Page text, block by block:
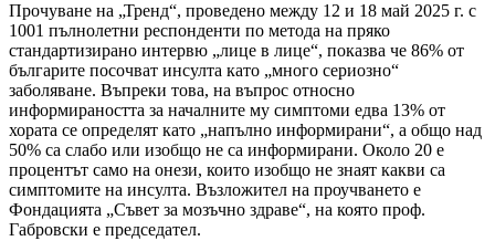
Прочуване на „Тренд“, проведено между 12 и 18 май 2025 г. с
1001 пълнолетни респонденти по метода на пряко
стандартизирано интервю „лице в лице“, показва че 86% от
българите посочват инсулта като „много сериозно“
заболяване. Въпреки това, на въпрос относно
информираността за началните му симптоми едва 13% от
хората се определят като „напълно информирани“, а общо над
50% са слабо или изобщо не са информирани. Около 20 е
процентът само на онези, които изобщо не знаят какви са
симптомите на инсулта. Възложител на проучването е
Фондацията „Съвет за мозъчно здраве“, на която проф.
Габровски е председател.